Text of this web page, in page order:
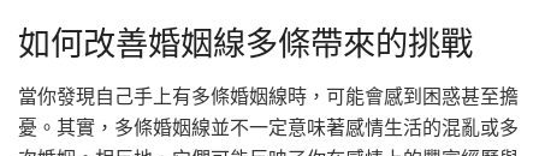
如何改善婚姻線多條帶來的挑戰
當你發現自己手上有多條婚姻線時，可能會感到困惑甚至擔
憂。其實，多條婚姻線並不一定意味著感情生活的混亂或多